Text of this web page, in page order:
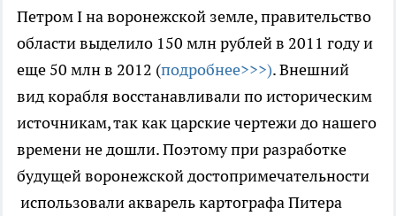
Петром I на воронежской земле, правительство
области выделило 150 млн рублей в 2011 году и
еще 50 млн в 2012 (подробнее>>>). Внешний
вид корабля восстанавливали по историческим
источникам, так как царские чертежи до нашего
времени не дошли. Поэтому при разработке
будущей воронежской достопримечательности
использовали акварель картографа Питера